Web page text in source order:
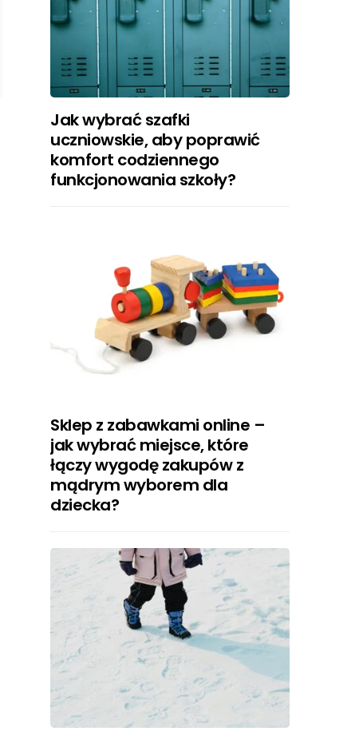
Jak wybrać szafki
uczniowskie, aby poprawić
komfort codziennego
funkcjonowania szkoły?
Sklep z zabawkami online –
jak wybrać miejsce, które
łączy wygodę zakupów z
mądrym wyborem dla
dziecka?